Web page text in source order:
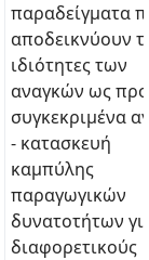
παραδείγματα
αποδεικνύουν
ιδιότητες των
αναγκών ως
συγκεκριμένα
- κατασκευή
καμπύλης
παραγωγικών
δυνατοτήτων
διαφορετικούς